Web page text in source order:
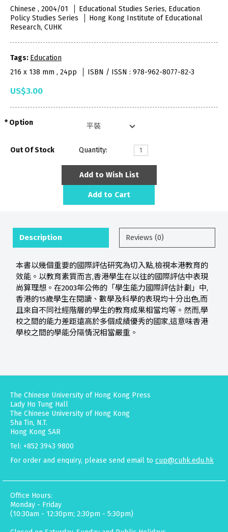
Chinese , 2004/01
Educational Studies Series, Education
Policy Studies Series
Hong Kong Institute of Educational
Research, CUHK
Tags: Education
216 x 138 mm , 24pp
ISBN / ISSN : 978-962-8077-82-3
US$3.00
Option
Out Of Stock Quantity:
Add to Wish List
Add to Cart
Description Reviews (0)
本書以幾個重要的國際評估研究為切入點,檢視本港教育的
效能。以教育素質而言,香港學生在以往的國際評估中表現
尚算理想。在2003年公佈的「學生能力國際評估計劃」中,
香港的15歲學生在閱讀、數學及科學的表現均十分出色,而
且來自不同社經階層的學生的教育成果相當均等。然而,學
校之間的能力差距遠高於多個成績優秀的國家,這意味香港
學校之間的學能分隔情況相當嚴重。
The Chinese University of Hong Kong Press
Lady Ho Tung Hall
The Chinese University of Hong Kong
Sha Tin, N.T.
Hong Kong SAR
Tel: +852 3943 9800
For order and enquiry, please send email to cup@cuhk.edu.hk
Office Hours:
Monday - Friday
(10:30am - 12:30pm; 2:30pm - 5:30pm)